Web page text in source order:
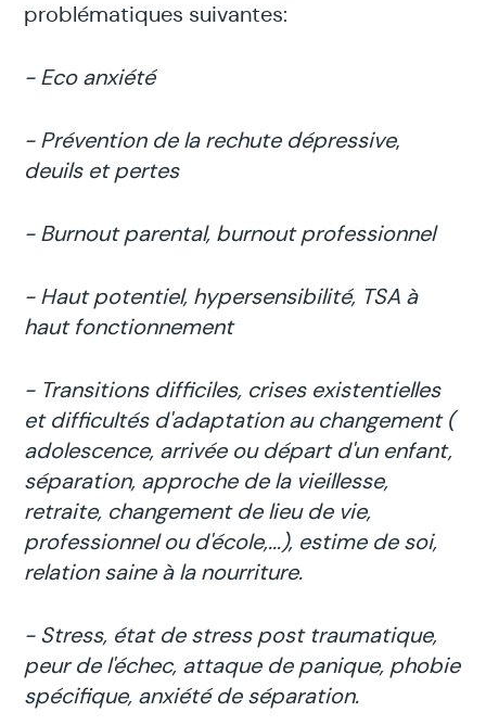
problématiques suivantes:
- Eco anxiété
- Prévention de la rechute dépressive,
deuils et pertes
- Burnout parental, burnout professionnel
- Haut potentiel, hypersensibilité, TSA à
haut fonctionnement
- Transitions difficiles, crises existentielles
et difficultés d'adaptation au changement (
adolescence, arrivée ou départ d'un enfant,
séparation, approche de la vieillesse,
retraite, changement de lieu de vie,
professionnel ou d'école,...), estime de soi,
relation saine à la nourriture.
- Stress, état de stress post traumatique,
peur de l'échec, attaque de panique, phobie
spécifique, anxiété de séparation.